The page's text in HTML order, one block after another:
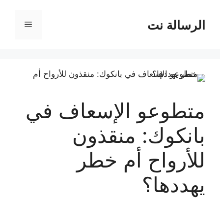
المحتوىالرسالة نت القائمة
متطوعو الإسعاف في
بانكوك: منقذون
للأرواح أم خطر
يهددها؟